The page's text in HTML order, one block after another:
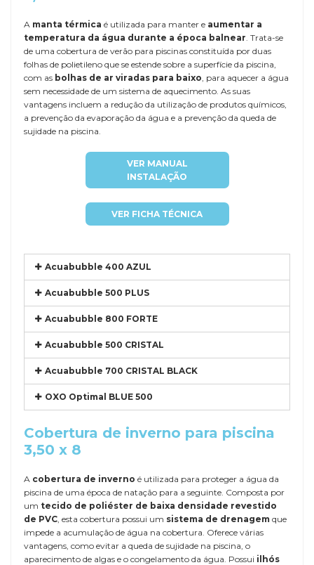
A manta térmica é utilizada para manter e aumentar a
temperatura da água durante a época balnear. Trata-se
de uma cobertura de verão para piscinas constituída por duas
folhas de polietileno que se estende sobre a superfície da piscina,
com as bolhas de ar viradas para baixo, para aquecer a água
sem necessidade de um sistema de aquecimento. As suas
vantagens incluem a redução da utilização de produtos químicos,
a prevenção da evaporação da água e a prevenção da queda de
sujidade na piscina.
VER MANUAL
INSTALAÇÃO
VER FICHA TÉCNICA
Acuabubble 400 AZUL
Acuabubble 500 PLUS
Acuabubble 800 FORTE
Acuabubble 500 CRISTAL
Acuabubble 700 CRISTAL BLACK
OXO Optimal BLUE 500
Cobertura de inverno para piscina
3,50 x 8
A cobertura de inverno é utilizada para proteger a água da
piscina de uma época de natação para a seguinte. Composta por
um tecido de poliéster de baixa densidade revestido
de PVC, esta cobertura possui um sistema de drenagem que
impede a acumulação de água na cobertura. Oferece várias
vantagens, como evitar a queda de sujidade na piscina, o
aparecimento de algas e o congelamento da água. Possui ilhós